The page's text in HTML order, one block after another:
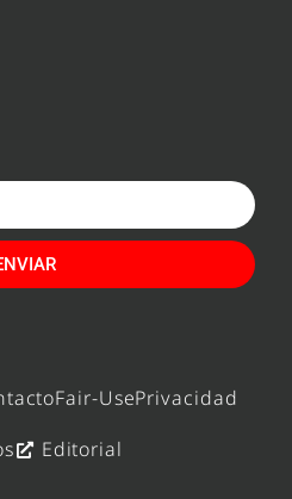
Fair-UsePrivacidad
Editorial